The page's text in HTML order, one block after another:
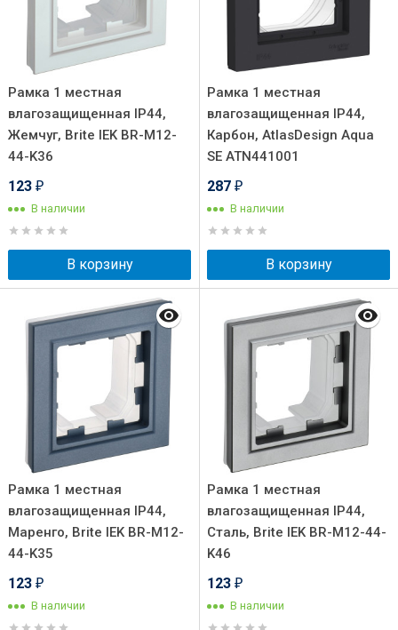
Рамка 1 местная
влагозащищенная IP44,
Жемчуг, Brite IEK BR-M12-
44-K36
123 ₽
В наличии
В корзину
Рамка 1 местная
влагозащищенная IP44,
Карбон, AtlasDesign Aqua
SE ATN441001
287 ₽
В наличии
В корзину
Рамка 1 местная
влагозащищенная IP44,
Маренго, Brite IEK BR-M12-
44-K35
123 ₽
В наличии
Рамка 1 местная
влагозащищенная IP44,
Сталь, Brite IEK BR-M12-44-
K46
123 ₽
В наличии